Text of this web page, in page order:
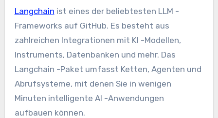
Langchain ist eines der beliebtesten LLM -
Frameworks auf GitHub. Es besteht aus
zahlreichen Integrationen mit KI -Modellen,
Instruments, Datenbanken und mehr. Das
Langchain -Paket umfasst Ketten, Agenten und
Abrufsysteme, mit denen Sie in wenigen
Minuten intelligente AI -Anwendungen
aufbauen können.